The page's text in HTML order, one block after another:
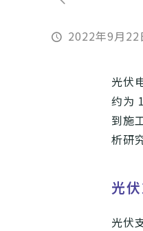
2022年9月22
光伏
约为
到施
析研
光
光伏